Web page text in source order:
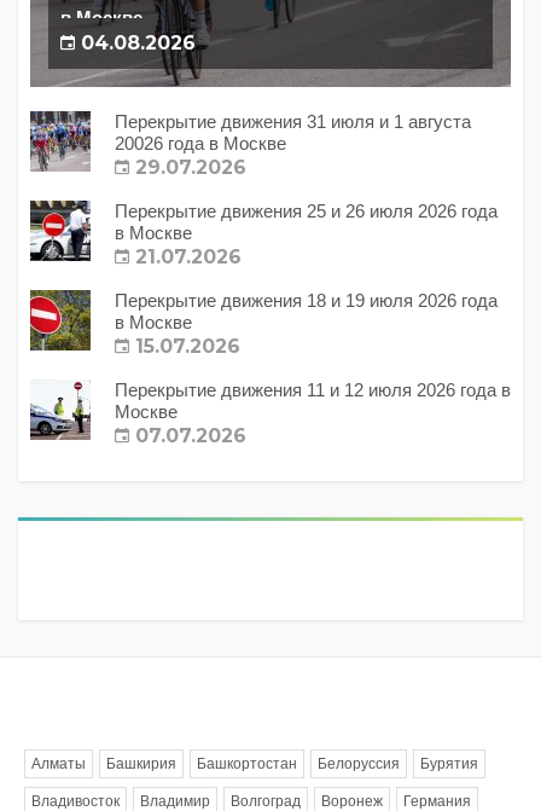
в Москве
04.08.2026
Перекрытие движения 31 июля и 1 августа
20026 года в Москве
29.07.2026
Перекрытие движения 25 и 26 июля 2026 года
в Москве
21.07.2026
Перекрытие движения 18 и 19 июля 2026 года
в Москве
15.07.2026
Перекрытие движения 11 и 12 июля 2026 года в
Москве
07.07.2026
Алматы Башкирия Башкортостан Белоруссия Бурятия
Владивосток Владимир Волгоград Воронеж Германия